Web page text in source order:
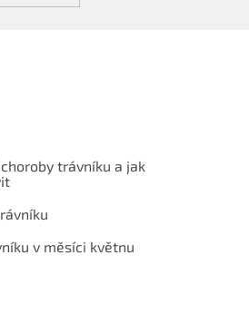
trávníku a jak
v měsíci květnu